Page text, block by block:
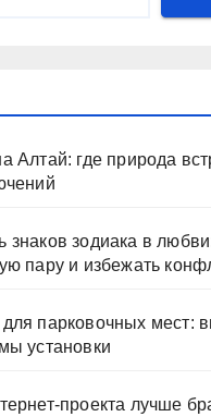
Алтай: где природа
знаков зодиака в
пару и избежать
парковочных мест:
установки
проекта лучше